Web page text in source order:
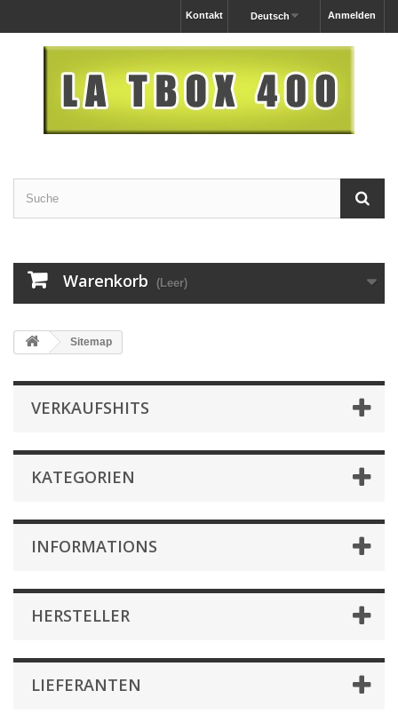
Anmelden
Deutsch
Kontakt
Warenkorb (Leer)
Sitemap
VERKAUFSHITS
KATEGORIEN
INFORMATIONS
HERSTELLER
LIEFERANTEN